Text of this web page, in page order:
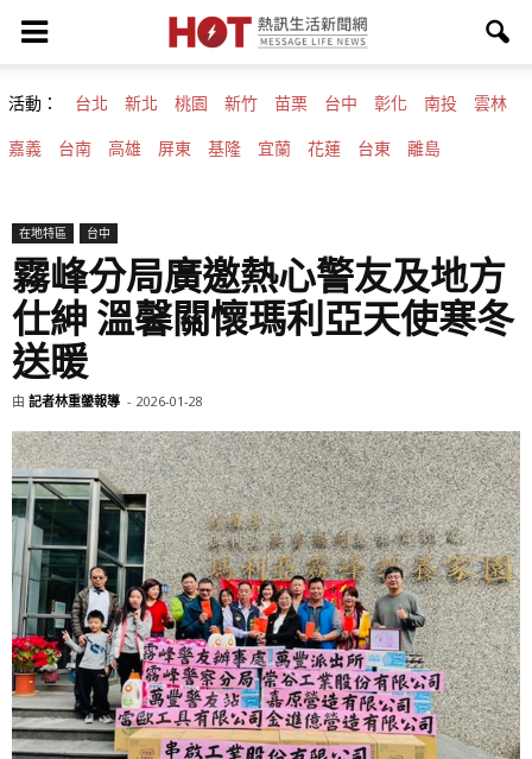
活動： 台北 新北 桃園 新竹 苗栗 台中 彰化 南投 雲林
嘉義 台南 高雄 屏東 基隆 宜蘭 花蓮 台東 離島
在地特區 台中
霧峰分局廣邀熱心警友及地方
仕紳 溫馨關懷瑪利亞天使寒冬
送暖
由 記者林重鎣報導 - 2026-01-28